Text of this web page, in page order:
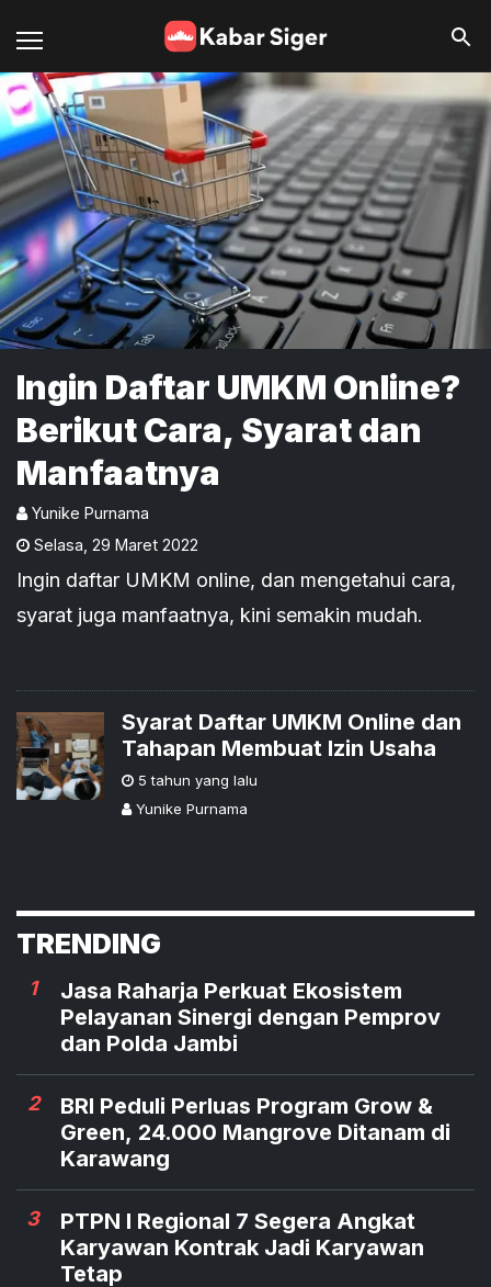
Ingin Daftar UMKM Online?
Berikut Cara, Syarat dan
Manfaatnya
Yunike Purnama
Selasa 29 Maret 2022
Ingin daftar UMKM online, dan mengetahui cara,
syarat juga manfaatnya, kini semakin mudah.
Syarat Daftar UMKM Online dan
Tahapan Membuat Izin Usaha
5 tahun yang lalu
Yunike Purnama
TRENDING
1
Jasa Raharja Perkuat Ekosistem
Pelayanan Sinergi dengan Pemprov
dan Polda Jambi
2
BRI Peduli Perluas Program Grow &
Green, 24.000 Mangrove Ditanam di
Karawang
3
PTPN I Regional 7 Segera Angkat
Karyawan Kontrak Jadi Karyawan
Tetap